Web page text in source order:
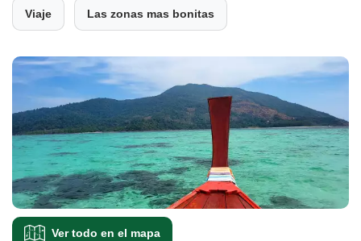
Viaje Las zonas mas bonitas
Ver todo en el mapa